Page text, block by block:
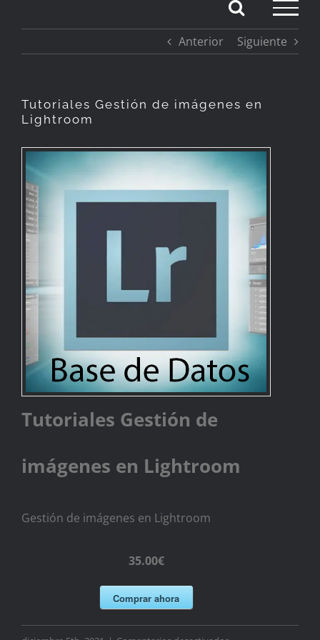
Anterior Siguiente
Tutoriales Gestión de imágenes en
Lightroom
Tutoriales Gestión de
imágenes en Lightroom
Gestión de imágenes en Lightroom
35.00€
Comprar ahora